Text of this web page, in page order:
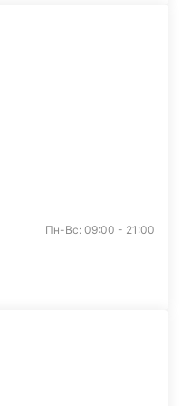
Пн-Вс: 09:00 - 21:00